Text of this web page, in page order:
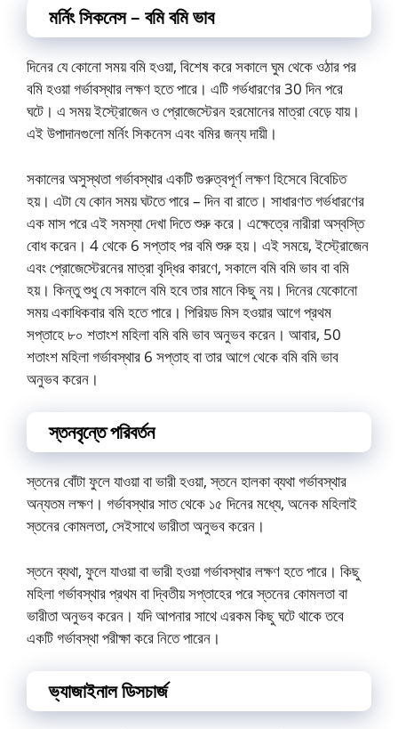
মর্নিং সিকনেস – বমি বমি ভাব
দিনের যে কোনো সময় বমি হওয়া, বিশেষ করে সকালে ঘুম থেকে ওঠার পর
বমি হওয়া গর্ভাবস্থার লক্ষণ হতে পারে। এটি গর্ভধারণের 30 দিন পরে
ঘটে। এ সময় ইস্ট্রোজেন ও প্রোজেস্টেরন হরমোনের মাত্রা বেড়ে যায়।
এই উপাদানগুলো মর্নিং সিকনেস এবং বমির জন্য দায়ী।
সকালের অসুস্থতা গর্ভাবস্থার একটি গুরুত্বপূর্ণ লক্ষণ হিসেবে বিবেচিত
হয়। এটা যে কোন সময় ঘটতে পারে – দিন বা রাতে। সাধারণত গর্ভধারণের
এক মাস পরে এই সমস্যা দেখা দিতে শুরু করে। এক্ষেত্রে নারীরা অস্বস্তি
বোধ করেন। 4 থেকে 6 সপ্তাহ পর বমি শুরু হয়। এই সময়ে, ইস্ট্রোজেন
এবং প্রোজেস্টেরনের মাত্রা বৃদ্ধির কারণে, সকালে বমি বমি ভাব বা বমি
হয়। কিন্তু শুধু যে সকালে বমি হবে তার মানে কিছু নয়। দিনের যেকোনো
সময় একাধিকবার বমি হতে পারে। পিরিয়ড মিস হওয়ার আগে প্রথম
সপ্তাহে ৮০ শতাংশ মহিলা বমি বমি ভাব অনুভব করেন। আবার, 50
শতাংশ মহিলা গর্ভাবস্থার 6 সপ্তাহ বা তার আগে থেকে বমি বমি ভাব
অনুভব করেন।
স্তনবৃন্তে পরিবর্তন
স্তনের বোঁটা ফুলে যাওয়া বা ভারী হওয়া, স্তনে হালকা ব্যথা গর্ভাবস্থার
অন্যতম লক্ষণ। গর্ভাবস্থার সাত থেকে ১৫ দিনের মধ্যে, অনেক মহিলাই
স্তনের কোমলতা, সেইসাথে ভারীতা অনুভব করেন।
স্তনে ব্যথা, ফুলে যাওয়া বা ভারী হওয়া গর্ভাবস্থার লক্ষণ হতে পারে। কিছু
মহিলা গর্ভাবস্থার প্রথম বা দ্বিতীয় সপ্তাহের পরে স্তনের কোমলতা বা
ভারীতা অনুভব করেন। যদি আপনার সাথে এরকম কিছু ঘটে থাকে তবে
একটি গর্ভাবস্থা পরীক্ষা করে নিতে পারেন।
ভ্যাজাইনাল ডিসচার্জ